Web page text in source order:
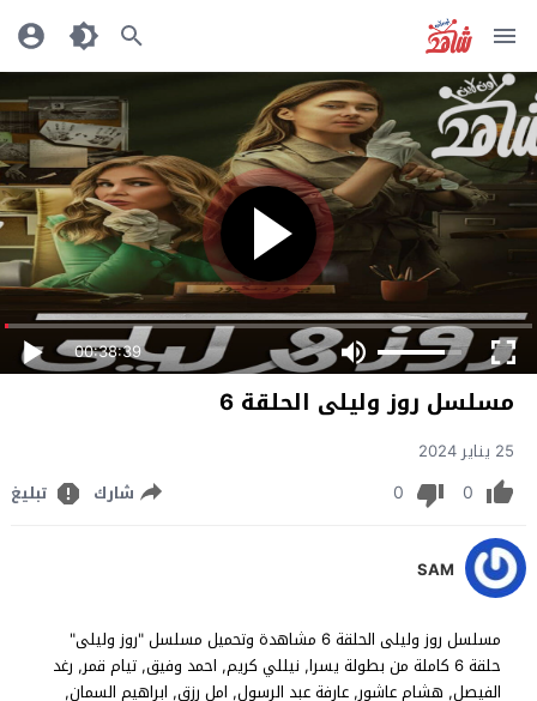
00:38:39
مسلسل روز وليلى الحلقة 6
25 يناير 2024
0
0 شارك تبليغ
SAM
مسلسل روز وليلى الحلقة 6 مشاهدة وتحميل مسلسل "روز وليلى"
حلقة 6 كاملة من بطولة يسرا, نيللي كريم, احمد وفيق, تيام قمر, رغد
الفيصل, هشام عاشور, عارفة عبد الرسول, امل رزق, ابراهيم السمان,